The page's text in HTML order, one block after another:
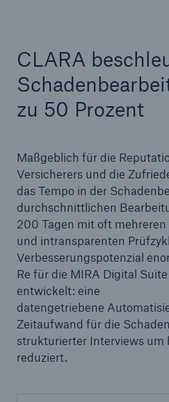
CLARA
zu 50 Prozent
Maßgeblich für die
Versicherers und die
das Tempo in der
durchschnittlichen
200 Tagen mit oft
und intransparenten
Verbesserungspotenzial
Re für die MIRA Digital
entwickelt: eine
datengetriebene
Zeitaufwand für die
strukturierter Interviews um
reduziert.
Marine Trend Radar 2025
Naturkatastrophen
Versicherungslücke: der
versicherten Schäden
seit 1980 beträgt
71.8%